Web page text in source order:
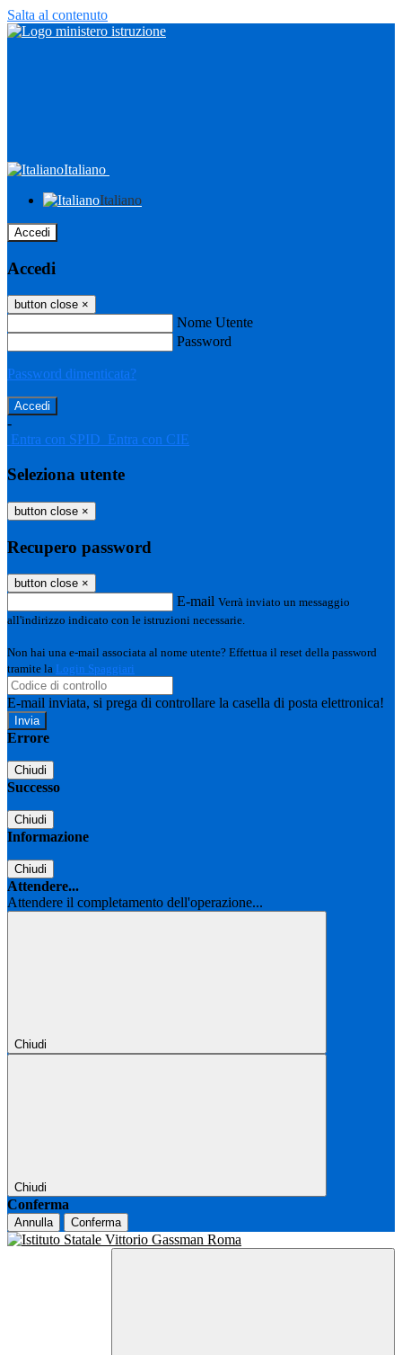
Salta al contenuto
Italiano
Italiano
Accedi
Accedi
button close ×
Nome Utente
Password
Password dimenticata?
-
Entra con SPID Entra con CIE
Seleziona utente
button close ×
Recupero password
button close ×
E-mail Verrà inviato un messaggio
all'indirizzo indicato con le istruzioni necessarie.
Non hai una e-mail associata al nome utente? Effettua il reset della password
tramite la Login Spaggiari
E-mail inviata, si prega di controllare la casella di posta elettronica!
Errore
Chiudi
Successo
Chiudi
Informazione
Chiudi
Attendere...
Attendere il completamento dell'operazione...
Chiudi
Chiudi
Conferma
Annulla Conferma